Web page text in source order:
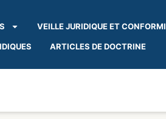
VEILLE JURIDIQUE ET
ARTICLES DE DOCTRINE